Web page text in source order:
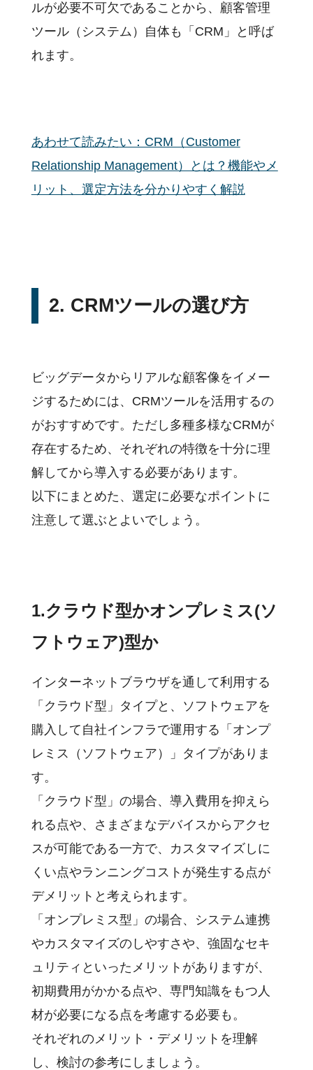
ルが必要不可欠であることから、顧客管理
ツール（システム）自体も「CRM」と呼ば
れます。
あわせて読みたい：CRM（Customer
Relationship Management）とは？機能やメ
リット、選定方法を分かりやすく解説
2. CRMツールの選び方
ビッグデータからリアルな顧客像をイメー
ジするためには、CRMツールを活用するの
がおすすめです。ただし多種多様なCRMが
存在するため、それぞれの特徴を十分に理
解してから導入する必要があります。
以下にまとめた、選定に必要なポイントに
注意して選ぶとよいでしょう。
1.クラウド型かオンプレミス(ソ
フトウェア)型か
インターネットブラウザを通して利用する
「クラウド型」タイプと、ソフトウェアを
購入して自社インフラで運用する「オンプ
レミス（ソフトウェア）」タイプがありま
す。
「クラウド型」の場合、導入費用を抑えら
れる点や、さまざまなデバイスからアクセ
スが可能である一方で、カスタマイズしに
くい点やランニングコストが発生する点が
デメリットと考えられます。
「オンプレミス型」の場合、システム連携
やカスタマイズのしやすさや、強固なセキ
ュリティといったメリットがありますが、
初期費用がかかる点や、専門知識をもつ人
材が必要になる点を考慮する必要も。
それぞれのメリット・デメリットを理解
し、検討の参考にしましょう。